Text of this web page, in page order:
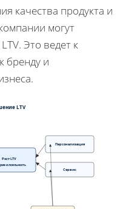
качества продукта и
могут
Это ведет к
бренду и
LTV
Персонализация
Сервис
Рост LTV
и лояльность